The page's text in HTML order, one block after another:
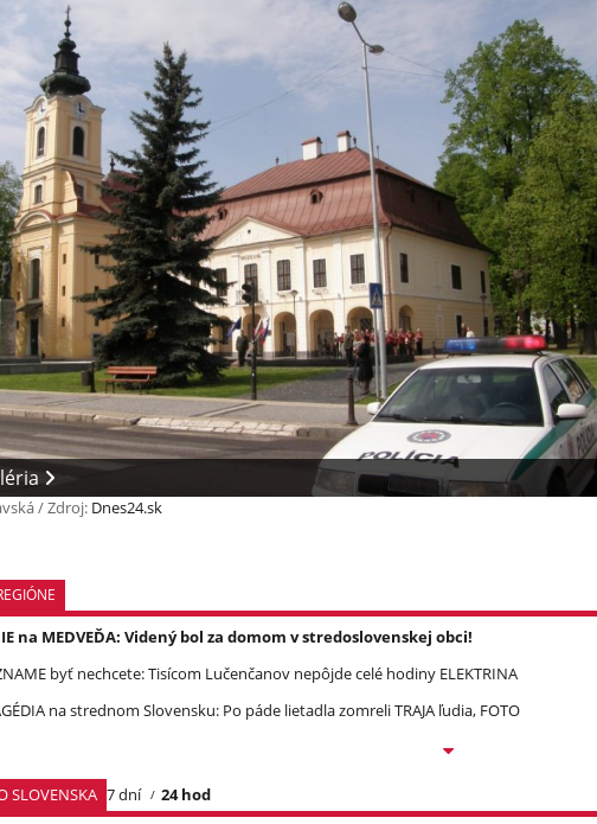
/ Zdroj: Dnes24.sk
na MEDVEĎA: Videný bol za domom v stredoslovenskej obci!
byť nechcete: Tisícom Lučenčanov nepôjde celé hodiny ELEKTRINA
na strednom Slovensku: Po páde lietadla zomreli TRAJA ľudia, FOTO
SLOVENSKA 7 dní
24 hod